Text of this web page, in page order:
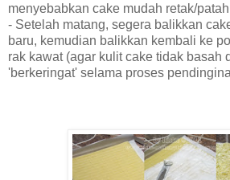
menyebabkan cake mudah retak/
- Setelah matang, segera balikkan
baru, kemudian balikkan kembali ke
rak kawat (agar kulit cake tidak basah
'berkeringat' selama proses